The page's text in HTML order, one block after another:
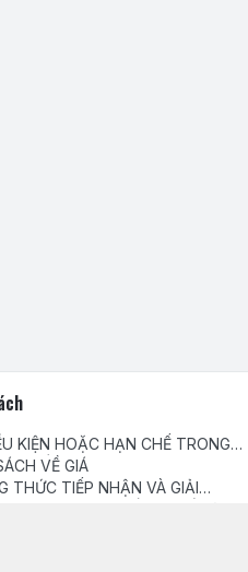
KIỆN HOẶC HẠN CHẾ TRONG
CẤP HÀNG HÓA, DỊCH VỤ
VỀ GIÁ
THỨC TIẾP NHẬN VÀ GIẢI